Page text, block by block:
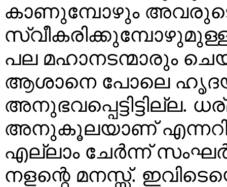
കാണുമ്പോഴും
സ്വീകരിക്കുമ്പോഴുമുള്ള
പല മഹാനടന്മാരും
ആശാനെ പോലെ
അനുഭവപ്പെട്ടിട്ടില്ല.
അനുകൂലയാണ്
എല്ലാം ചേര്‍ന്ന്
നളന്റെ മനസ്സ്.